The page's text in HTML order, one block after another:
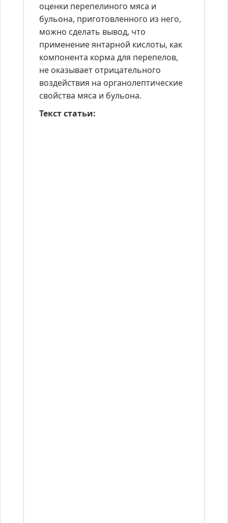
оценки перепелиного мяса и
бульона, приготовленного из него,
можно сделать вывод, что
применение янтарной кислоты, как
компонента корма для перепелов,
не оказывает отрицательного
воздействия на органолептические
свойства мяса и бульона.
Текст статьи: